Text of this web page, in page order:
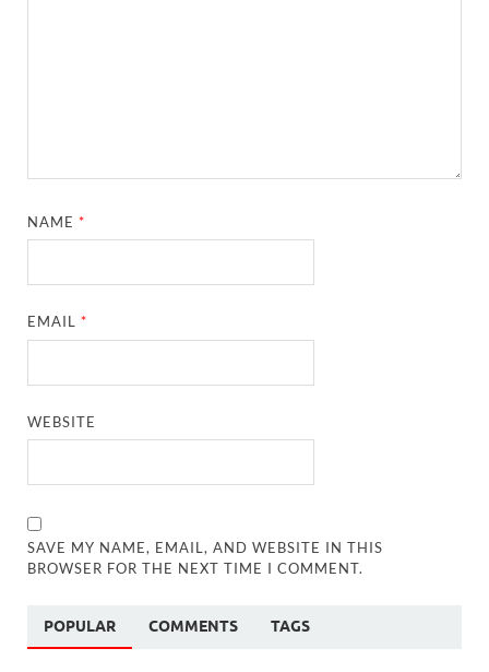
NAME*
EMAIL*
WEBSITE
SAVE MY NAME, EMAIL, AND WEBSITE IN THIS
BROWSER FOR THE NEXT TIME I COMMENT.
POPULAR COMMENTS TAGS